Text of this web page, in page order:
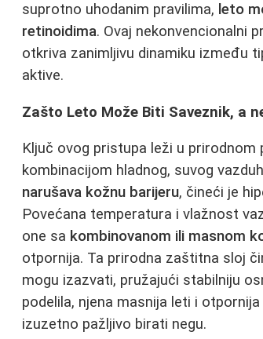
suprotno uhodanim pravilima, leto
retinoidima. Ovaj nekonvencionalni
otkriva zanimljivu dinamiku između
aktive.
Zašto Leto Može Biti Saveznik, a
Ključ ovog pristupa leži u
kombinacijom hladnog, suvog
narušava kožnu barijeru, čineći je
Povećana temperatura i vlažnost
one sa kombinovanom ili masnom
otpornija. Ta prirodna zaštitna sloj
mogu izazvati, pružajući stabilniju
podelila, njena masnija leti i
izuzetno pažljivo birati negu.